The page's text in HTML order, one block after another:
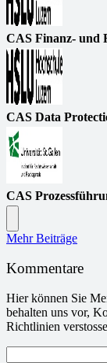
CAS Finanz- und
CAS Data
CAS
Mehr Beiträge
Kommentare
Hier können Sie
behalten uns vor,
Richtlinien